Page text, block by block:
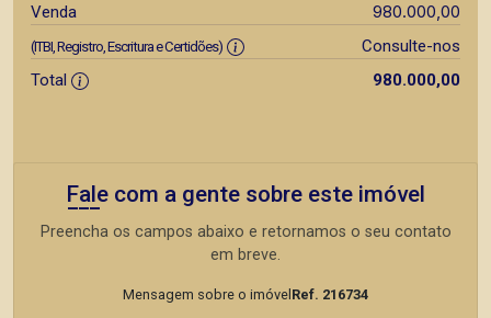
Venda 980.000,00
(ITBI, Registro, Escritura e Certidões)
Consulte-nos
Total
980.000,00
Fale com a gente sobre este imóvel
Preencha os campos abaixo e retornamos o seu contato
em breve.
Mensagem sobre o imóvel Ref. 216734